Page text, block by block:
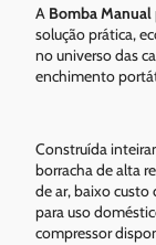
A Bomba Manual
solução prática,
no universo das
enchimento
Construída
borracha de alta
de ar, baixo
para uso
compressor